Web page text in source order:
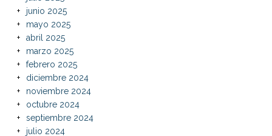
junio 2025
mayo 2025
abril 2025
marzo 2025
febrero 2025
diciembre 2024
noviembre 2024
octubre 2024
septiembre 2024
julio 2024